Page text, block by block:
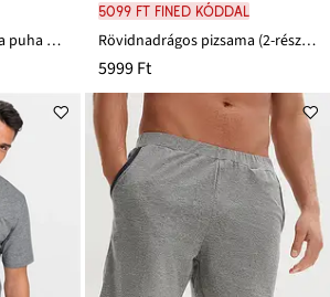
Rövidnadrágos pizsama puha pamuttal
5099 Ft FINED kóddal
Rövidnadrágos pizsama (2-részes szett)
5999 Ft